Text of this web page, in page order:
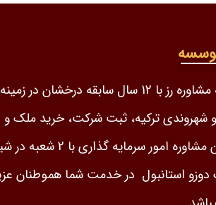
موسسه مشاوره رز با 12 سال سابقه درخشان در
شهروندی ترکیه، ثبت شرکت، خرید ملک و
همچنین مشاوره امور سرمایه گذاری
دوزو استانبول در خدمت شما هموطنان